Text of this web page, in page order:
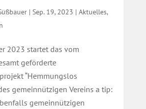
| Sep. 19, 2023 | Aktuelles,
2023 startet das vom
geförderte
“Hemmungslos
gemeinnützigen Vereins a tip:
gemeinnützigen